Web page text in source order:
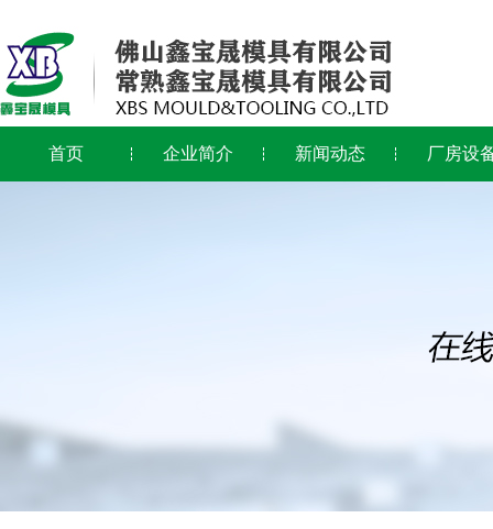
首页 企业简介 新闻动态 厂房设